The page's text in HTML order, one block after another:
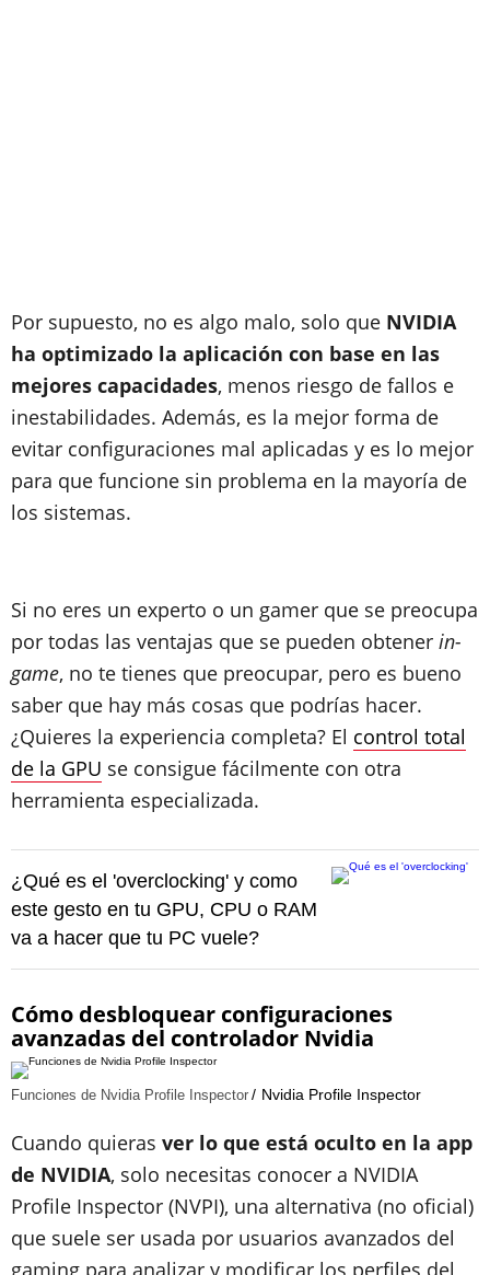
Por supuesto, no es algo malo, solo que NVIDIA
ha optimizado la aplicación con base en las
mejores capacidades, menos riesgo de fallos e
inestabilidades. Además, es la mejor forma de
evitar configuraciones mal aplicadas y es lo mejor
para que funcione sin problema en la mayoría de
los sistemas.
Si no eres un experto o un gamer que se preocupa
por todas las ventajas que se pueden obtener in-
game, no te tienes que preocupar, pero es bueno
saber que hay más cosas que podrías hacer.
¿Quieres la experiencia completa? El control total
de la GPU se consigue fácilmente con otra
herramienta especializada.
¿Qué es el 'overclocking' y como
este gesto en tu GPU, CPU o RAM
va a hacer que tu PC vuele?
Cómo desbloquear configuraciones
avanzadas del controlador Nvidia
Funciones de Nvidia Profile Inspector Nvidia Profile Inspector
Cuando quieras ver lo que está oculto en la app
de NVIDIA, solo necesitas conocer a NVIDIA
Profile Inspector (NVPI), una alternativa (no oficial)
que suele ser usada por usuarios avanzados del
gaming para analizar y modificar los perfiles del